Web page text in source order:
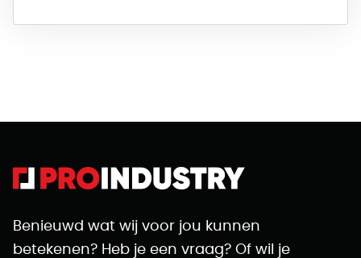
Benieuwd wat wij voor jou kunnen
betekenen? Heb je een vraag? Of wil je